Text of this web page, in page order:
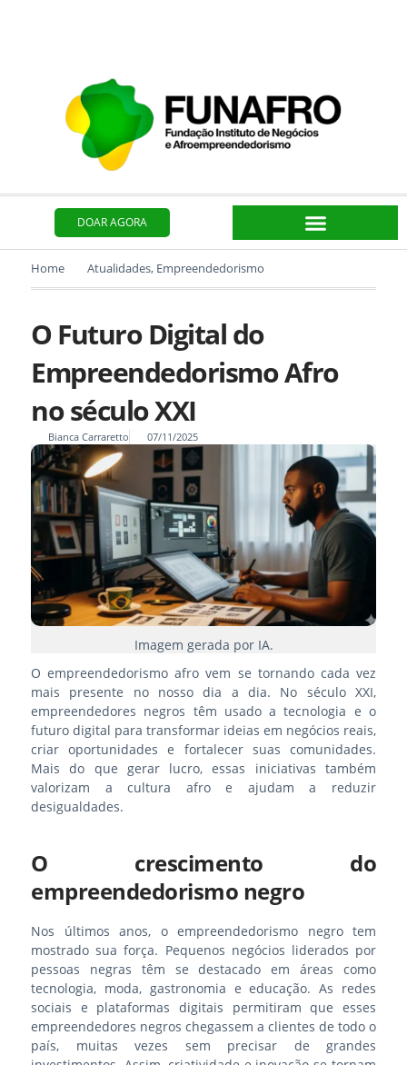
DOAR AGORA
Home Atualidades, Empreendedorismo
O Futuro Digital do
Empreendedorismo Afro
no século XXI
Bianca Carraretto 07/11/2025
Imagem gerada por IA.
O empreendedorismo afro vem se tornando cada vez
mais presente no nosso dia a dia. No século XXI,
empreendedores negros têm usado a tecnologia e o
futuro digital para transformar ideias em negócios reais,
criar oportunidades e fortalecer suas comunidades.
Mais do que gerar lucro, essas iniciativas também
valorizam a cultura afro e ajudam a reduzir
desigualdades.
O crescimento do
empreendedorismo negro
Nos últimos anos, o empreendedorismo negro tem
mostrado sua força. Pequenos negócios liderados por
pessoas negras têm se destacado em áreas como
tecnologia, moda, gastronomia e educação. As redes
sociais e plataformas digitais permitiram que esses
empreendedores negros chegassem a clientes de todo o
país, muitas vezes sem precisar de grandes